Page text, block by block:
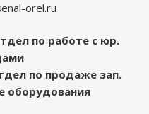
orel.ru
по работе с юр.
по продаже зап.
оборудования